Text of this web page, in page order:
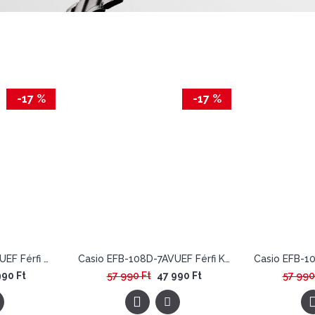
-17 %
Casio EFB-108D-1AVUEF Férfi Karóra - Edifice Sapphire
Ft
-17 %
Casio EFB-108D-7AVUEF Férfi Karóra - Edifice Sapphire
57 990 Ft 47 990 Ft 57